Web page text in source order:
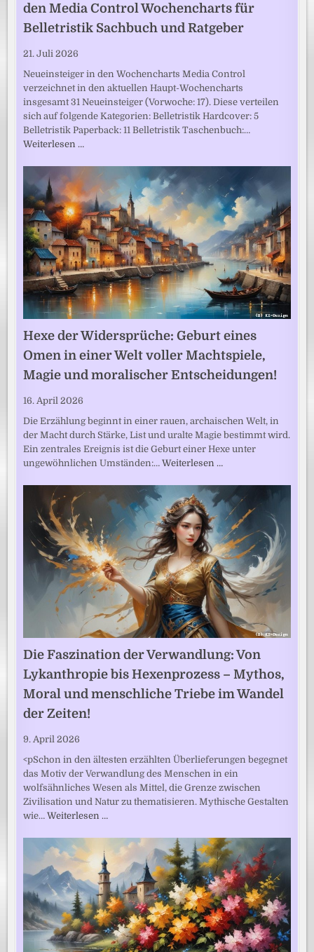
den Media Control Wochencharts für
Belletristik Sachbuch und Ratgeber
21. Juli 2026
Neueinsteiger in den Wochencharts Media Control
verzeichnet in den aktuellen Haupt-Wochencharts
insgesamt 31 Neueinsteiger (Vorwoche: 17). Diese verteilen
sich auf folgende Kategorien: Belletristik Hardcover: 5
Belletristik Paperback: 11 Belletristik Taschenbuch:…
Weiterlesen …
Hexe der Widersprüche: Geburt eines
Omen in einer Welt voller Machtspiele,
Magie und moralischer Entscheidungen!
16. April 2026
Die Erzählung beginnt in einer rauen, archaischen Welt, in
der Macht durch Stärke, List und uralte Magie bestimmt wird.
Ein zentrales Ereignis ist die Geburt einer Hexe unter
ungewöhnlichen Umständen:…Weiterlesen …
Die Faszination der Verwandlung: Von
Lykanthropie bis Hexenprozess – Mythos,
Moral und menschliche Triebe im Wandel
der Zeiten!
9. April 2026
<pSchon in den ältesten erzählten Überlieferungen begegnet
das Motiv der Verwandlung des Menschen in ein
wolfsähnliches Wesen als Mittel, die Grenze zwischen
Zivilisation und Natur zu thematisieren. Mythische Gestalten
wie…Weiterlesen …